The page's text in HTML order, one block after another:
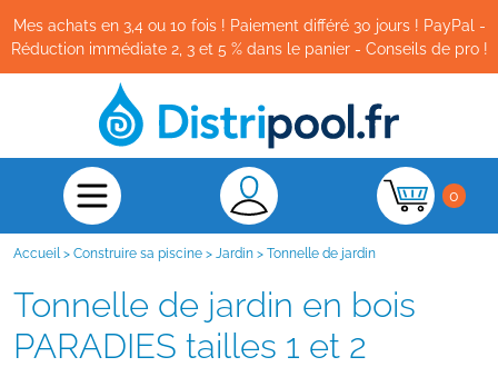
Mes achats en 3,4 ou 10 fois ! Paiement différé 30 jours ! PayPal -
Réduction immédiate 2, 3 et 5 % dans le panier - Conseils de pro !
0
Accueil > Construire sa piscine > Jardin > Tonnelle de jardin
Tonnelle de jardin en bois
PARADIES tailles 1 et 2